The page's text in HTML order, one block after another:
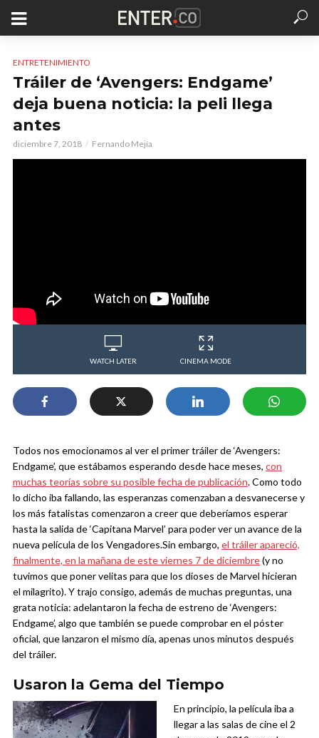
ENTRETENIMIENTO
Tráiler de ‘Avengers: Endgame’
deja buena noticia: la peli llega
antes
diciembre 7, 2018 Fernando Mejía
WATCH LATER CINEMA MODE
Todos nos emocionamos al ver el primer tráiler de ‘Avengers:
Endgame’, que estábamos esperando desde hace meses, con
muchas teorías sobre su posible fecha de publicación. Como todo
lo dicho iba fallando, las esperanzas comenzaban a desvanecerse y
los más fatalistas comenzaron a creer que deberíamos esperar
hasta la salida de ‘Capitana Marvel’ para poder ver un avance de la
nueva película de los Vengadores.Sin embargo, el tráiler apareció,
finalmente, en la mañana de este viernes 7 de diciembre(y no
tuvimos que poner velitas para que los dioses de Marvel hicieran
el milagrito). Y trajo consigo, además de muchas preguntas, una
grata noticia: adelantaron la fecha de estreno de ‘Avengers:
Endgame’, algo que también se puede comprobar en el póster
oficial, que lanzaron el mismo día, apenas unos minutos después
del tráiler.
Usaron la Gema del Tiempo
En principio, la película iba a
llegar a las salas de cine el 2